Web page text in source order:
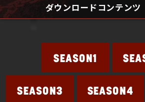
ダウンロードコンテンツ
SEASON4
SEASON3
SEASON1